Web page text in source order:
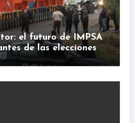
el futuro de IMPSA
de las elecciones